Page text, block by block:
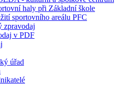
haly při Základní škole
sportovního areálu PFC
zpravodaj
v PDF
úřad